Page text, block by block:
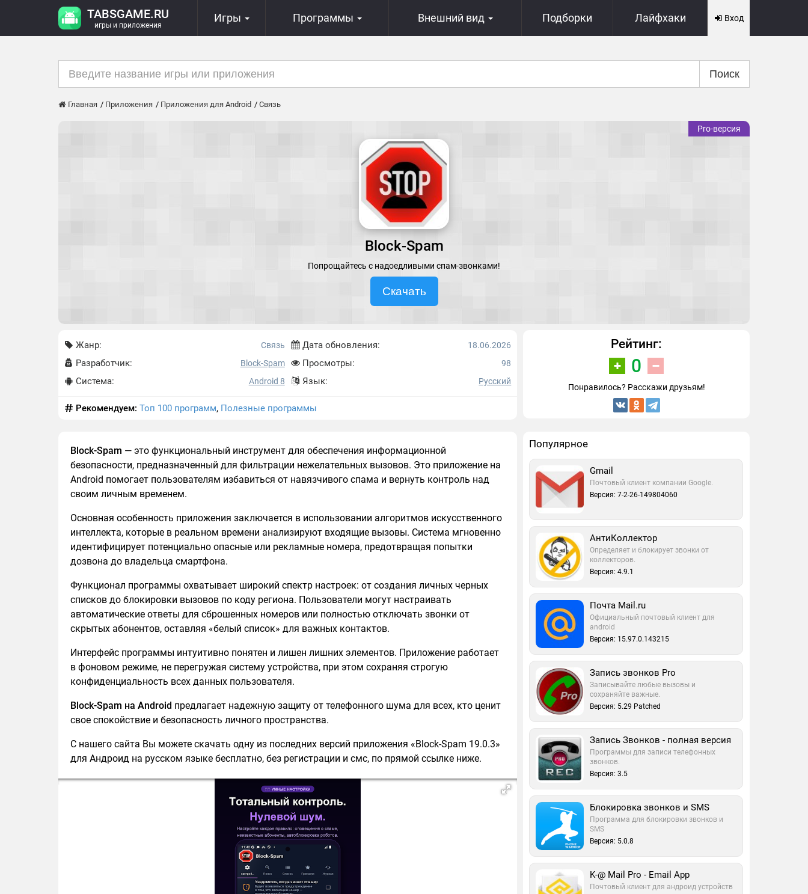
TABSGAME.RU
игры и приложения
Игры Программы Внешний вид Подборки Лайфхаки Вход
Поиск
Главная Приложения Приложения для Android Связь
Pro-версия
Block-Spam
Попрощайтесь с надоедливыми спам-звонками!
Скачать
Жанр: Связь
Разработчик: Block-Spam
Система: Android 8
Дата обновления: 18.06.2026
Просмотры: 98
Язык: Русский
Рекомендуем: Топ 100 программ, Полезные программы
Рейтинг:
0
Понравилось? Расскажи друзьям!
Block-Spam — это функциональный инструмент для обеспечения информационной
безопасности, предназначенный для фильтрации нежелательных вызовов. Это приложение на
Android помогает пользователям избавиться от навязчивого спама и вернуть контроль над
своим личным временем.
Основная особенность приложения заключается в использовании алгоритмов искусственного
интеллекта, которые в реальном времени анализируют входящие вызовы. Система мгновенно
идентифицирует потенциально опасные или рекламные номера, предотвращая попытки
дозвона до владельца смартфона.
Функционал программы охватывает широкий спектр настроек: от создания личных черных
списков до блокировки вызовов по коду региона. Пользователи могут настраивать
автоматические ответы для сброшенных номеров или полностью отключать звонки от
скрытых абонентов, оставляя «белый список» для важных контактов.
Интерфейс программы интуитивно понятен и лишен лишних элементов. Приложение работает
в фоновом режиме, не перегружая систему устройства, при этом сохраняя строгую
конфиденциальность всех данных пользователя.
Block-Spam на Android предлагает надежную защиту от телефонного шума для всех, кто ценит
свое спокойствие и безопасность личного пространства.
С нашего сайта Вы можете скачать одну из последних версий приложения «Block-Spam 19.0.3»
для Андроид на русском языке бесплатно, без регистрации и смс, по прямой ссылке ниже.
Популярное
Gmail
Почтовый клиент компании Google.
Версия: 7-2-26-149804060
АнтиКоллектор
Определяет и блокирует звонки от
коллекторов.
Версия: 4.9.1
Почта Mail.ru
Официальный почтовый клиент для
android
Версия: 15.97.0.143215
Запись звонков Pro
Записывайте любые вызовы и
сохраняйте важные.
Версия: 5.29 Patched
Запись Звонков - полная версия
Программы для записи телефонных
звонков.
Версия: 3.5
Блокировка звонков и SMS
Программа для блокировки звонков и
SMS
Версия: 5.0.8
K-@ Mail Pro - Email App
Почтовый клиент для андроид устройств